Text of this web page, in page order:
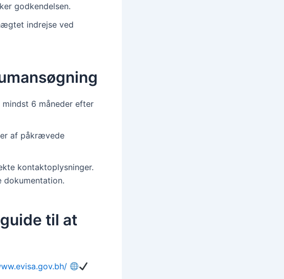
godkendelsen.
indrejse ved
6 måneder efter
af påkrævede
kontaktoplysninger.
dokumentation.
til at